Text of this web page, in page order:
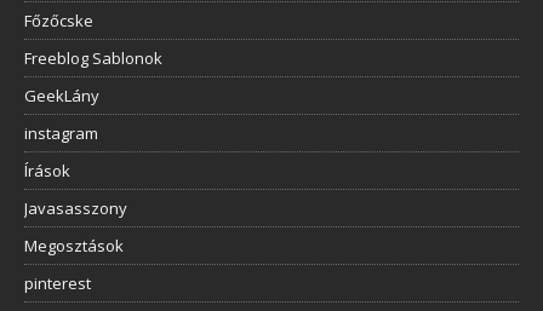
Főzőcske
Freeblog Sablonok
GeekLány
instagram
Írások
Javasasszony
Megosztások
pinterest